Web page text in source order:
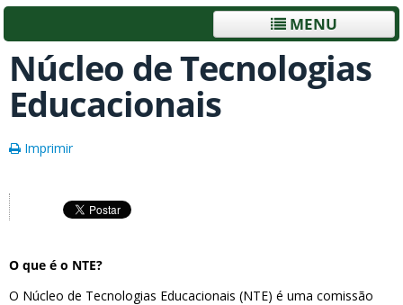
MENU
Núcleo de Tecnologias
Educacionais
Imprimir
O que é o NTE?
O Núcleo de Tecnologias Educacionais (NTE) é uma comissão